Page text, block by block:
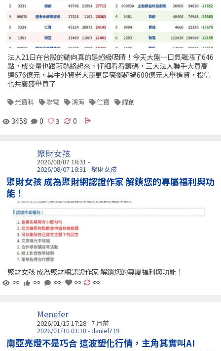
法人21日在台股的動向真的是超級吸睛！今天大盤一口氣飆漲了646
點，成交量也跟著熱絡起來。仔細看看籌碼，三大法人聯手大買高
達676億元，其中外資老大哥更是豪擲超過600億元大舉進貨，投信
也共襄盛舉買了
光寶科 聯電 鴻海 仁寶 緯創
3458 0 0
聚財女孩
2026/08/07 18:31 -
2026/08/07 18:31 - 聚財女孩
聚財女孩 成為聚財網認證作家 解鎖您的專屬福利與功
能！
聚財女孩 成為聚財網認證作家 解鎖您的專屬福利與功能！
∞
∞ ∞ ∞ ∞
Menefer
2026/01/15 17:28 - 7 月前
2026/01/16 01:10 - daniel719
南亞亮燈不是巧合 這波塑化行情，主角其實叫AI